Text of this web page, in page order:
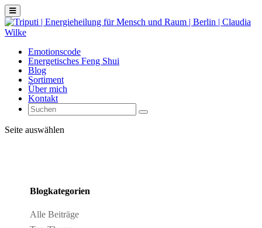
Emotionscode
Energetisches Feng Shui
Blog
Sortiment
Über mich
Kontakt
Seite auswählen
Blogkategorien
Alle Beiträge